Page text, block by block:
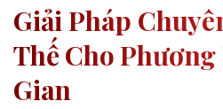
Giải Pháp
Thế Cho
Gian